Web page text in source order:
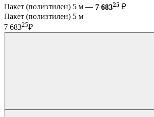
Пакет (полиэтилен) 5 м — 7 68325 ₽
Пакет (полиэтилен) 5 м
7 68325₽